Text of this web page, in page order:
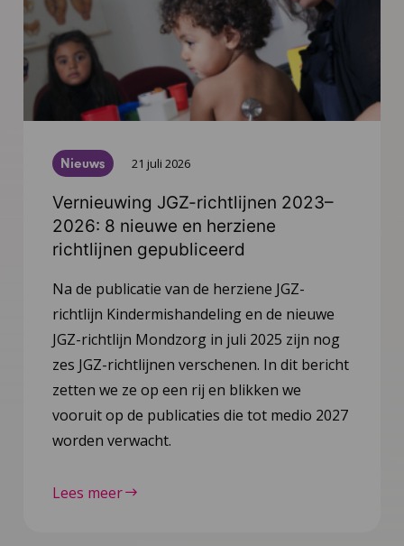
Nieuws 21 juli 2026
Vernieuwing JGZ-richtlijnen 2023–
2026: 8 nieuwe en herziene
richtlijnen gepubliceerd
Na de publicatie van de herziene JGZ-
richtlijn Kindermishandeling en de nieuwe
JGZ-richtlijn Mondzorg in juli 2025 zijn nog
zes JGZ-richtlijnen verschenen. In dit bericht
zetten we ze op een rij en blikken we
vooruit op de publicaties die tot medio 2027
worden verwacht.
Lees meer